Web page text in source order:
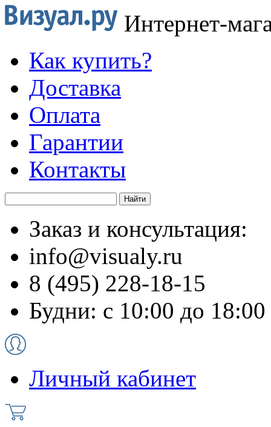
Интернет-
Как купить?
Доставка
Оплата
Гарантии
Контакты
Заказ и консультация:
info@visualy.ru
8 (495) 228-18-15
Будни: с 10:00 до 18:00
Личный кабинет